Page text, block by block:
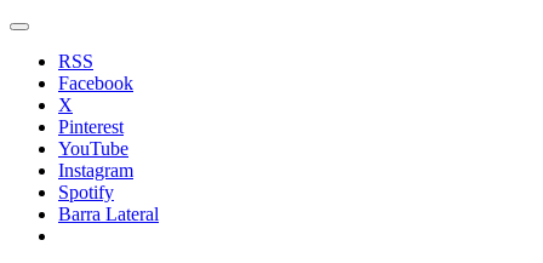
RSS
Facebook
X
Pinterest
YouTube
Instagram
Spotify
Barra Lateral